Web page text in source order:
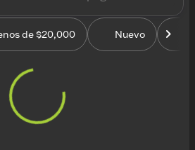
de $20,000 Nuevo